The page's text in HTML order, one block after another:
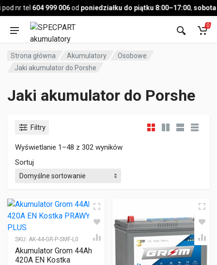
nr tel604 999 006odponiedziałku do piątku 8:00–17:00,sobota
Pojazd
0
Strona główna Akumulatory
Osobowe
Jaki akumulator do Porshe
Jaki akumulator do Porshe
Filtry
Wyświetlanie 1–48 z 302 wyników
Sortuj
SKU: AK-44-GR-P-SMF-L0
Akumulator Grom 44Ah
420A EN Kostka